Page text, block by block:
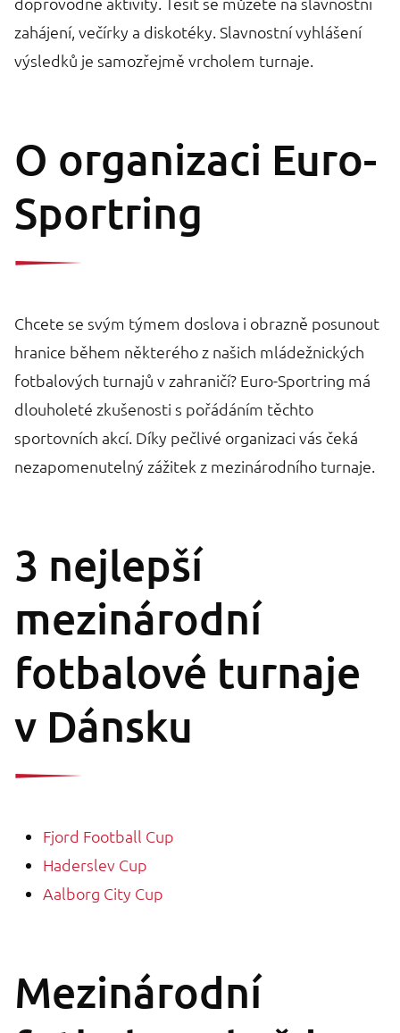
zahájení, večírky a diskotéky. Slavnostní vyhlášení
výsledků je samozřejmě vrcholem turnaje.
O organizaci Euro-
Sportring
Chcete se svým týmem doslova i obrazně posunout
hranice během některého z našich mládežnických
fotbalových turnajů v zahraničí? Euro-Sportring má
dlouholeté zkušenosti s pořádáním těchto
sportovních akcí. Díky pečlivé organizaci vás čeká
nezapomenutelný zážitek z mezinárodního turnaje.
3 nejlepší
mezinárodní
fotbalové turnaje
v Dánsku
Fjord Football Cup
Haderslev Cup
Aalborg City Cup
Mezinárodní